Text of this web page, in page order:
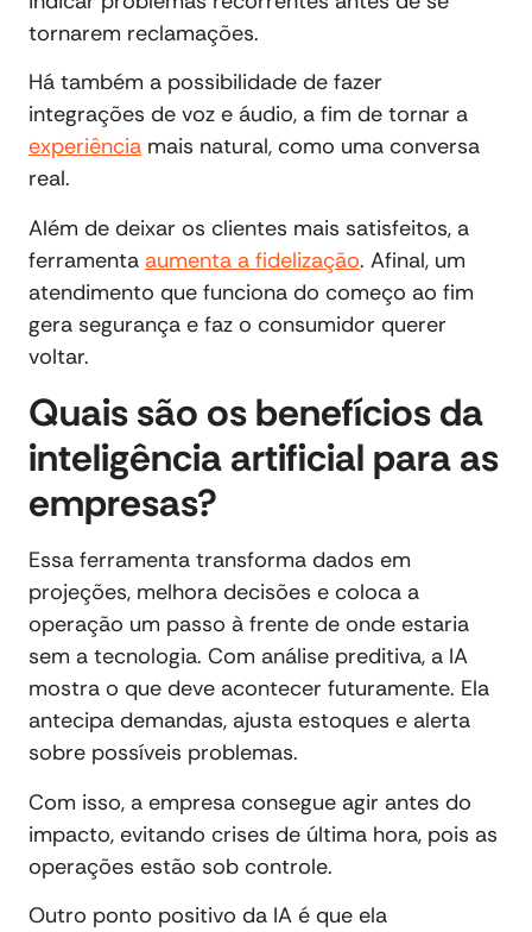
tornarem reclamações.
Há também a possibilidade de fazer
integrações de voz e áudio, a fim de tornar a
experiência mais natural, como uma conversa
real.
Além de deixar os clientes mais satisfeitos, a
ferramenta aumenta a fidelização. Afinal, um
atendimento que funciona do começo ao fim
gera segurança e faz o consumidor querer
voltar.
Quais são os benefícios da
inteligência artificial para as
empresas?
Essa ferramenta transforma dados em
projeções, melhora decisões e coloca a
operação um passo à frente de onde estaria
sem a tecnologia. Com análise preditiva, a IA
mostra o que deve acontecer futuramente. Ela
antecipa demandas, ajusta estoques e alerta
sobre possíveis problemas.
Com isso, a empresa consegue agir antes do
impacto, evitando crises de última hora, pois as
operações estão sob controle.
Outro ponto positivo da IA é que ela